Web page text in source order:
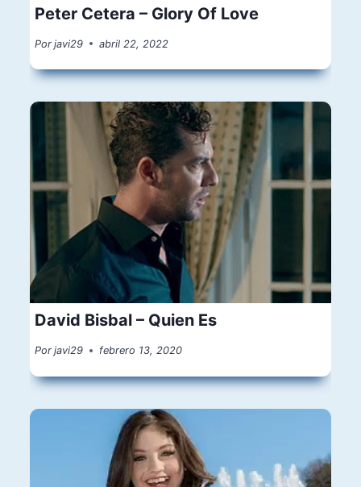
Peter Cetera – Glory Of Love
Por javi29 abril 22, 2022
David Bisbal – Quien Es
Por javi29 febrero 13, 2020